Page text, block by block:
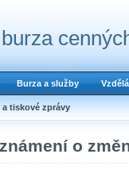
Burza a služby
a tiskové zprávy
o